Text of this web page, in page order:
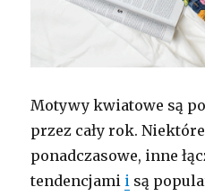
Motywy kwiatowe są
przez cały rok.
ponadczasowe, inne
tendencjami i są